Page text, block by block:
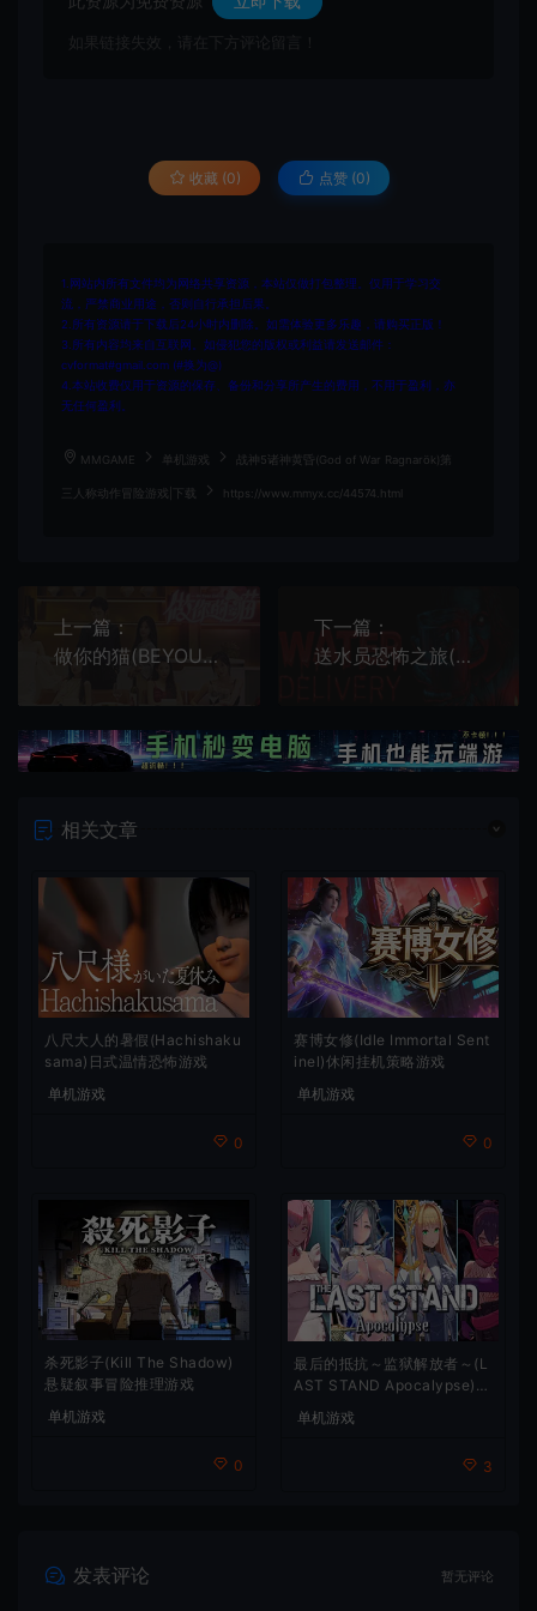
如果链接失效，请在下方评论留言！
收藏 (0) 点赞 (0)
1.网站内所有文件均为网络共享资源，本站仅做打包整理。仅用于学习交
流，严禁商业用途，否则自行承担后果。
2.所有资源请于下载后24小时内删除。如需体验更多乐趣，请购买正版！
3.所有内容均来自互联网。如侵犯您的版权或利益请发送邮件：
cvformat#gmail.com (#换为@)
4.本站收费仅用于资源的保存、备份和分享所产生的费用，不用于盈利，亦
无任何盈利。
MMGAME 单机游戏 战神5诸神黄昏(God of War Ragnarök)第
三人称动作冒险游戏|下载 https://www.mmyx.cc/44574.html
上一篇：
做你的猫(BEYOURCAT)简中|PC|RPG|全真人互动角色扮演游戏
下一篇：
送水员恐怖之旅(Water Delivery)简中|PC|AVG|第一人称恐怖体验游戏
相关文章
八尺大人的暑假(Hachishaku
sama)日式温情恐怖游戏
单机游戏
0
赛博女修(Idle Immortal Sent
inel)休闲挂机策略游戏
单机游戏
0
杀死影子(Kill The Shadow)
悬疑叙事冒险推理游戏
单机游戏
0
最后的抵抗～监狱解放者～(L
AST STAND Apocalypse)卡
单机游戏
3
发表评论 暂无评论